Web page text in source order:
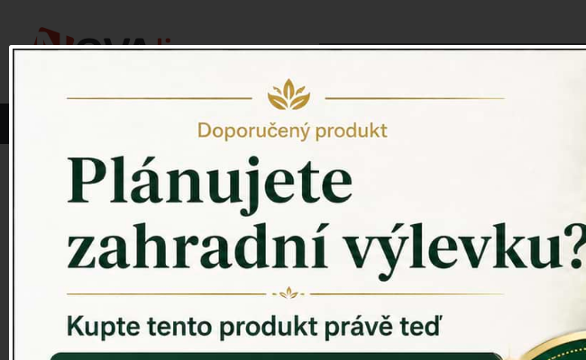
Vyberte si kategorii: NOVINKY
PÍTKO PRO PTÁKY
ZAHRADNÍ SOCHY
ZAHRADNÍ UMYVADLA
PTAČÍ BUDKY
Litinové škrabáky na boty
DEKORACE NA HROB
RETRO KONZOLE
Pítko pro ptáky